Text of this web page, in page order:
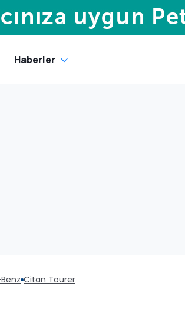
Haberler
Citan Tourer